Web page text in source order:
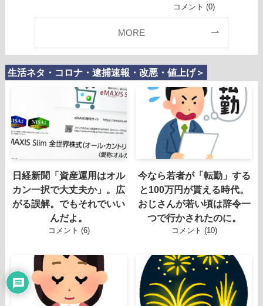
コメント (0)
MORE
生活ネタ・コロナ・逮捕速報・改悪・値上げ＞
日経新聞「資産運用はオル
カン一択で大丈夫か」。広
がる誤解。でもそれでいい
んだよ。
コメント (6)
今なら若者が「転勤」する
と100万円が貰える時代。
おじさんが若い頃は辞令一
つで行かされたのに。
コメント (10)